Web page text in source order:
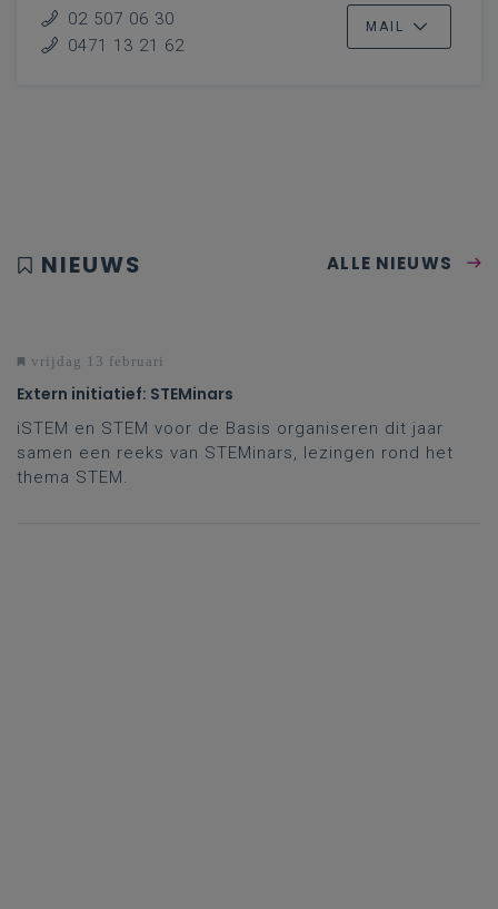
02 507 06 30
0471 13 21 62
MAIL
NIEUWS ALLE NIEUWS
vrijdag 13 februari
Extern initiatief: STEMinars
iSTEM en STEM voor de Basis organiseren dit jaar
samen een reeks van STEMinars, lezingen rond het
thema STEM.